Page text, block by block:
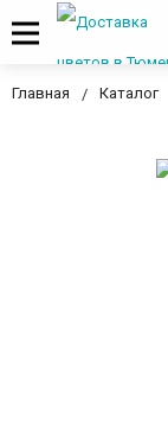
Главная Каталог